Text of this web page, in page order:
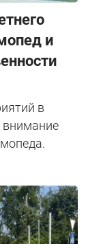
и
в
внимание